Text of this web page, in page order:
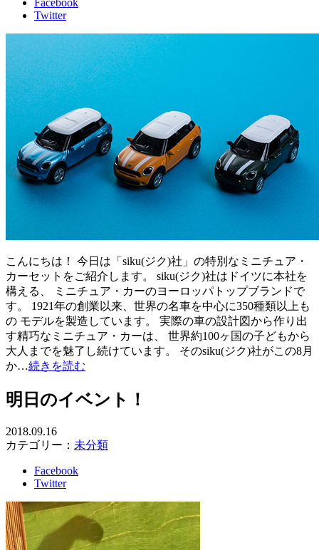
Facebook
Twitter
こんにちは！ 今日は「siku(ジク)社」の特別なミニチュア・
カーセットをご紹介します。 siku(ジク)社はドイツに本社を
構える、 ミニチュア・カーのヨーロッパトップブランドで
す。 1921年の創業以来、世界の名車を中心に350種類以上も
の モデルを製造しています。 実際の車の設計図から作り出
す精巧なミニチュア・カーは、 世界約100ヶ国の子どもから
大人までを魅了し続けています。 そのsiku(ジク)社がこの8月
か…続きを読む
明日のイベント！
2018.09.16
カテゴリー： 未分類
Facebook
Twitter